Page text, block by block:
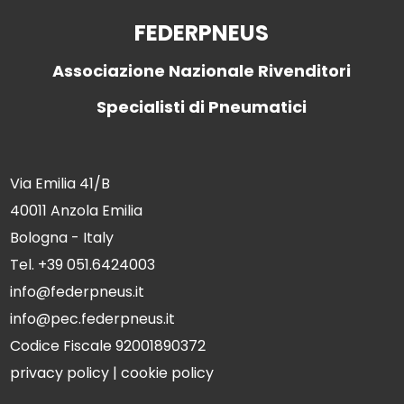
FEDERPNEUS
Associazione Nazionale Rivenditori
Specialisti di Pneumatici
Via Emilia 41/B
40011 Anzola Emilia
Bologna - Italy
Tel. +39 051.6424003
info@federpneus.it
info@pec.federpneus.it
Codice Fiscale 92001890372
privacy policy |cookie policy